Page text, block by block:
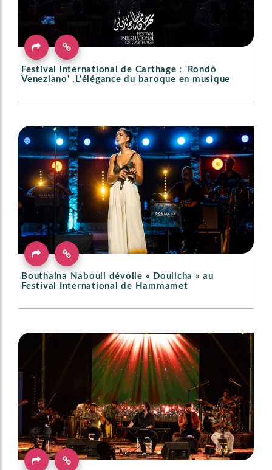
Festival international de Carthage : 'Rondō
Veneziano' ,L'élégance du baroque en musique
Bouthaina Nabouli dévoile « Doulicha » au
Festival International de Hammamet